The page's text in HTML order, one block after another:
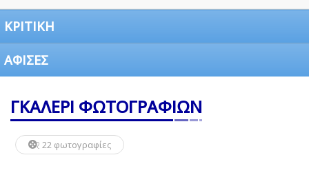
ΚΡΙΤΙΚΗ
ΑΦΙΣΕΣ
ΓΚΑΛΕΡΙ ΦΩΤΟΓΡΑΦΙΩΝ
22 φωτογραφίες